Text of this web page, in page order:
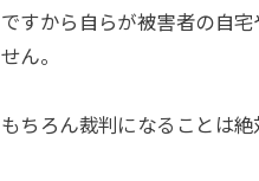
ですから自らが被害者の自
せん。
もちろん裁判になることは